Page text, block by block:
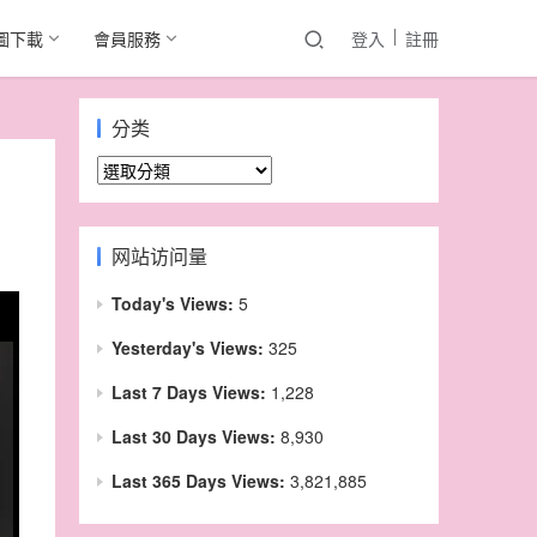
下載 會員服務 登入 註冊
分类
分
类
网站访问量
Today's Views: 5
Yesterday's Views: 325
Last 7 Days Views: 1,228
Last 30 Days Views: 8,930
Last 365 Days Views: 3,821,885